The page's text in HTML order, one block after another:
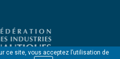
ce site, vous acceptez l’utilisation de